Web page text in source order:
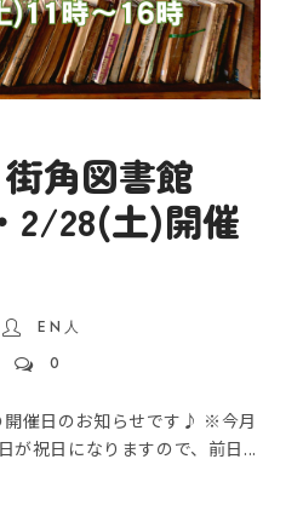
角図書館
28(土)開催
EN人
0
開催日のお知らせです♪ ※今月
が祝日になりますので、前日...